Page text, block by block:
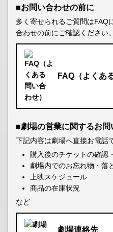
■お問い合わせの前に
多く寄せられるご質問はFAQ
合わせの前にご確認ください。
FAQ（よくあ
■劇場の営業に関するお問
下記内容は劇場へ直接お電話
購入後のチケットの確認
劇場内でのお忘れ物・落
上映スケジュール
商品の在庫状況
など
劇場連絡先